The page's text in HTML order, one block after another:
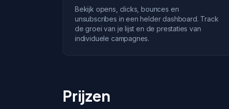
Bekijk opens, clicks, bounces en
unsubscribes in een helder dashboard. Track
de groei van je lijst en de prestaties van
individuele campagnes.
Prijzen